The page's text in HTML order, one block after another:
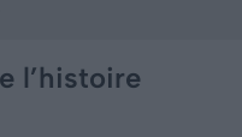
l’histoire